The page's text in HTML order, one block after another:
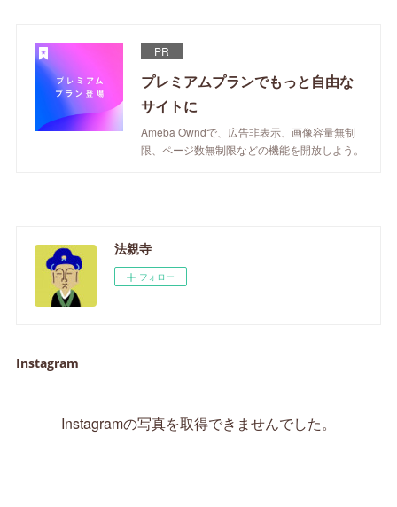
PR
プレミアムプランでもっと自由な
サイトに
Ameba Owndで、広告非表示、画像容量無制
限、ページ数無制限などの機能を開放しよう。
法親寺
フォロー
Instagram
Instagramの写真を取得できませんでした。